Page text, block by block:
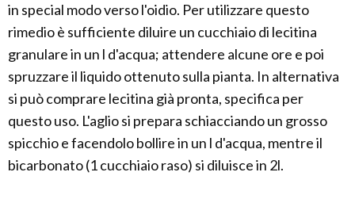
in special modo verso l'oidio. Per utilizzare questo
rimedio è sufficiente diluire un cucchiaio di lecitina
granulare in un l d'acqua; attendere alcune ore e poi
spruzzare il liquido ottenuto sulla pianta. In alternativa
si può comprare lecitina già pronta, specifica per
questo uso. L'aglio si prepara schiacciando un grosso
spicchio e facendolo bollire in un l d'acqua, mentre il
bicarbonato (1 cucchiaio raso) si diluisce in 2l.